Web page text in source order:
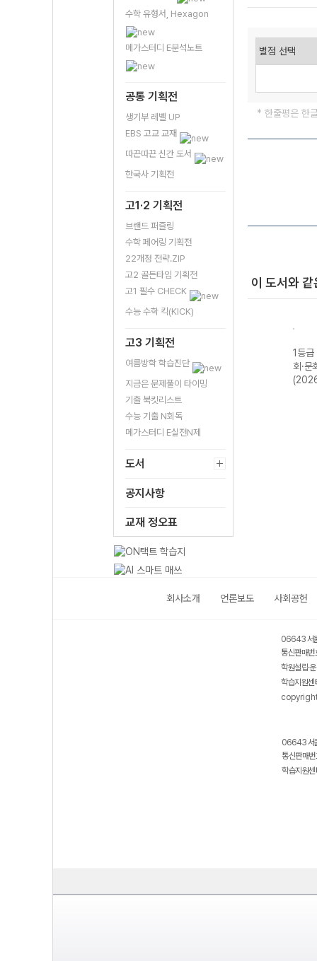
수학 유형서, Hexagon
메가스터디 E분석노트
공통 기획전
생기부 레벨 UP
EBS 고교 교재
따끈따끈 신간 도서
한국사 기획전
고1·2 기획전
브랜드 퍼즐링
수학 페어링 기획전
22개정 전략.ZIP
고2 골든타임 기획전
고1 필수 CHECK
수능 수학 킥(KICK)
고3 기획전
여름방학 학습진단
지금은 문제풀이 타이밍
기출 북킷리스트
수능 기출 N회독
메가스터디 E실전N제
도서
공지사항
교재 정오표
* 한줄평은 한
이 도서와
명과학II 530제
(2026년용)
치와 법 800제
1등급
회·
회사소개 언론보도 사회공헌
06643 서
통신판매
학원설립·
학습지원
06643 서
통신판매
학습지원